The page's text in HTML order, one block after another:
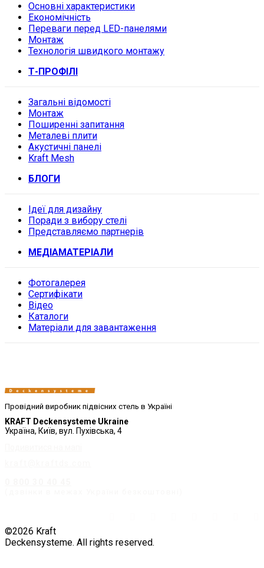
Основні характеристики
Економічність
Переваги перед LED-панелями
Монтаж
Технологія швидкого монтажу
Т-ПРОФІЛІ
Загальні відомості
Монтаж
Поширенні запитання
Металеві плити
Акустичні панелі
Kraft Mesh
БЛОГИ
Ідеї для дизайну
Поради з вибору стелі
Представляємо партнерів
МЕДІАМАТЕРІАЛИ
Фотогалерея
Сертифікати
Відео
Каталоги
Матеріали для завантаження
Провідний виробник підвісних стель в Україні
KRAFT Deckensysteme Ukraine
Україна, Київ, вул. Пухівська, 4
©2026 Kraft
Deckensysteme. All rights reserved.